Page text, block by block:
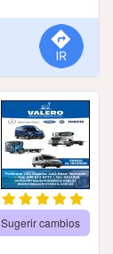
Sugerir cambios